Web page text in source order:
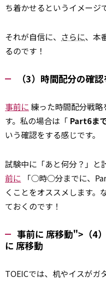
ち着かせるというイメージ
それが自信に、 さらに、本
るのです！
（3）時間配分の確
事前に 練った時間配分戦
す。私の場合は「 Part6ま
いう確認をする感じです。
試験中に「あと何分？」と
前に 「○時○分までに、
くことをオススメします。
ておくのです！
事前に 席移動">（4
に 席移動
TOEICでは、机やイスがガ